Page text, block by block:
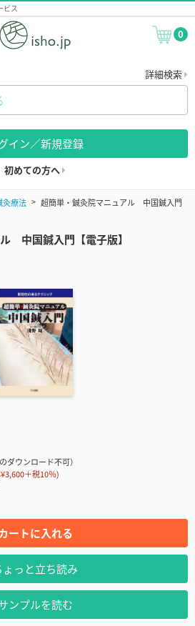
ビス
0
詳細検索
イン／新規登録
初めての方へ
灸療法 超簡単・鍼灸院マニュアル 中国鍼入門
中国鍼入門【電子版】
ダウンロード不可）
＋税10％)
ートに入れる
ょっと立ち読み
ンプルを読む